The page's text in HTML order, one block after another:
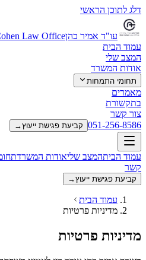
דלג לתוכן הראשי
עו"ד אמיר כהןLaw Office
עמוד הבית
המצב שלי
אודות המשרד
תחומי התמחות
מאמרים
בתקשורת
צור קשר
051-256-8586 קביעת פגישת ייעוץ→
עמוד הביתהמצב שליאודות המשרד
קשר
קביעת פגישת ייעוץ→
עמוד הבית
מדיניות פרטיות
מדיניות פרטיות